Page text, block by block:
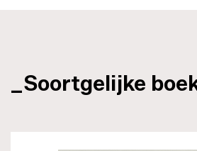
_Soortgelijke